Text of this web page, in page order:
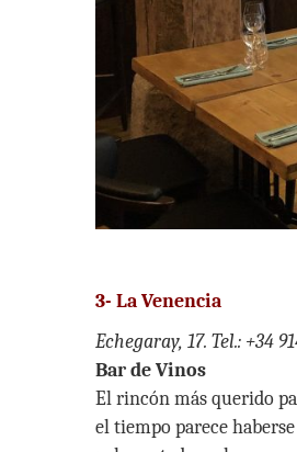
3- La Venencia
Echegaray, 17. Tel.: +34
Bar de Vinos
El rincón más querido
el tiempo parece